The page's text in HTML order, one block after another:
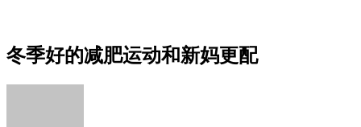
冬季好的减肥运动和新妈更配